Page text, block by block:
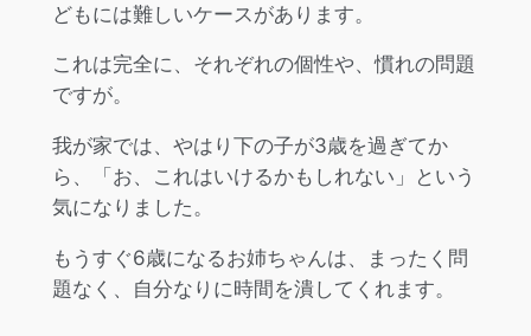
どもには難しいケースがあります。
これは完全に、それぞれの個性や、慣れの問題
ですが。
我が家では、やはり下の子が3歳を過ぎてか
ら、「お、これはいけるかもしれない」という
気になりました。
もうすぐ6歳になるお姉ちゃんは、まったく問
題なく、自分なりに時間を潰してくれます。